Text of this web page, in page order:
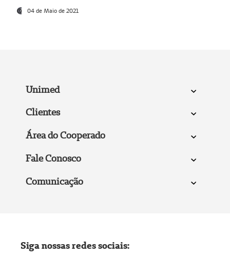
04 de Maio de 2021
Unimed
Clientes
Área do Cooperado
Fale Conosco
Comunicação
Siga nossas redes sociais: